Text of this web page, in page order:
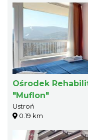
Ośrodek
"Muflon"
Ustroń
0.19 km